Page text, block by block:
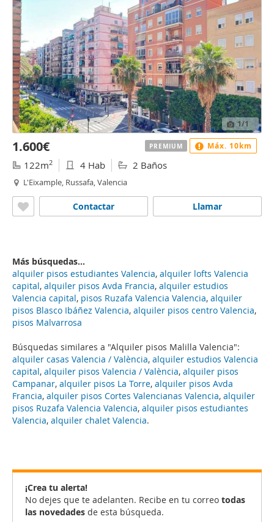
Búsquedas similares a "Alquiler pisos Malilla Valencia":
alquiler casas Valencia / València, alquiler estudios Valencia
capital, alquiler pisos Valencia / València, alquiler pisos
Campanar, alquiler pisos La Torre, alquiler pisos Avda
Francia, alquiler pisos Cortes Valencianas Valencia, alquiler
pisos Ruzafa Valencia Valencia, alquiler pisos estudiantes
Valencia, alquiler chalet Valencia.
1/1
1.600€
122m2 4 Hab 2 Baños
L'Eixample, Russafa, Valencia
Llamar
Contactar
PREMIUM Máx. 10km
Más búsquedas...
alquiler pisos estudiantes Valencia, alquiler lofts Valencia
capital, alquiler pisos Avda Francia, alquiler estudios
Valencia capital, pisos Ruzafa Valencia Valencia, alquiler
pisos Blasco Ibáñez Valencia, alquiler pisos centro Valencia,
pisos Malvarrosa
¡Crea tu alerta!
No dejes que te adelanten. Recibe en tu correo todas
las novedades de esta búsqueda.